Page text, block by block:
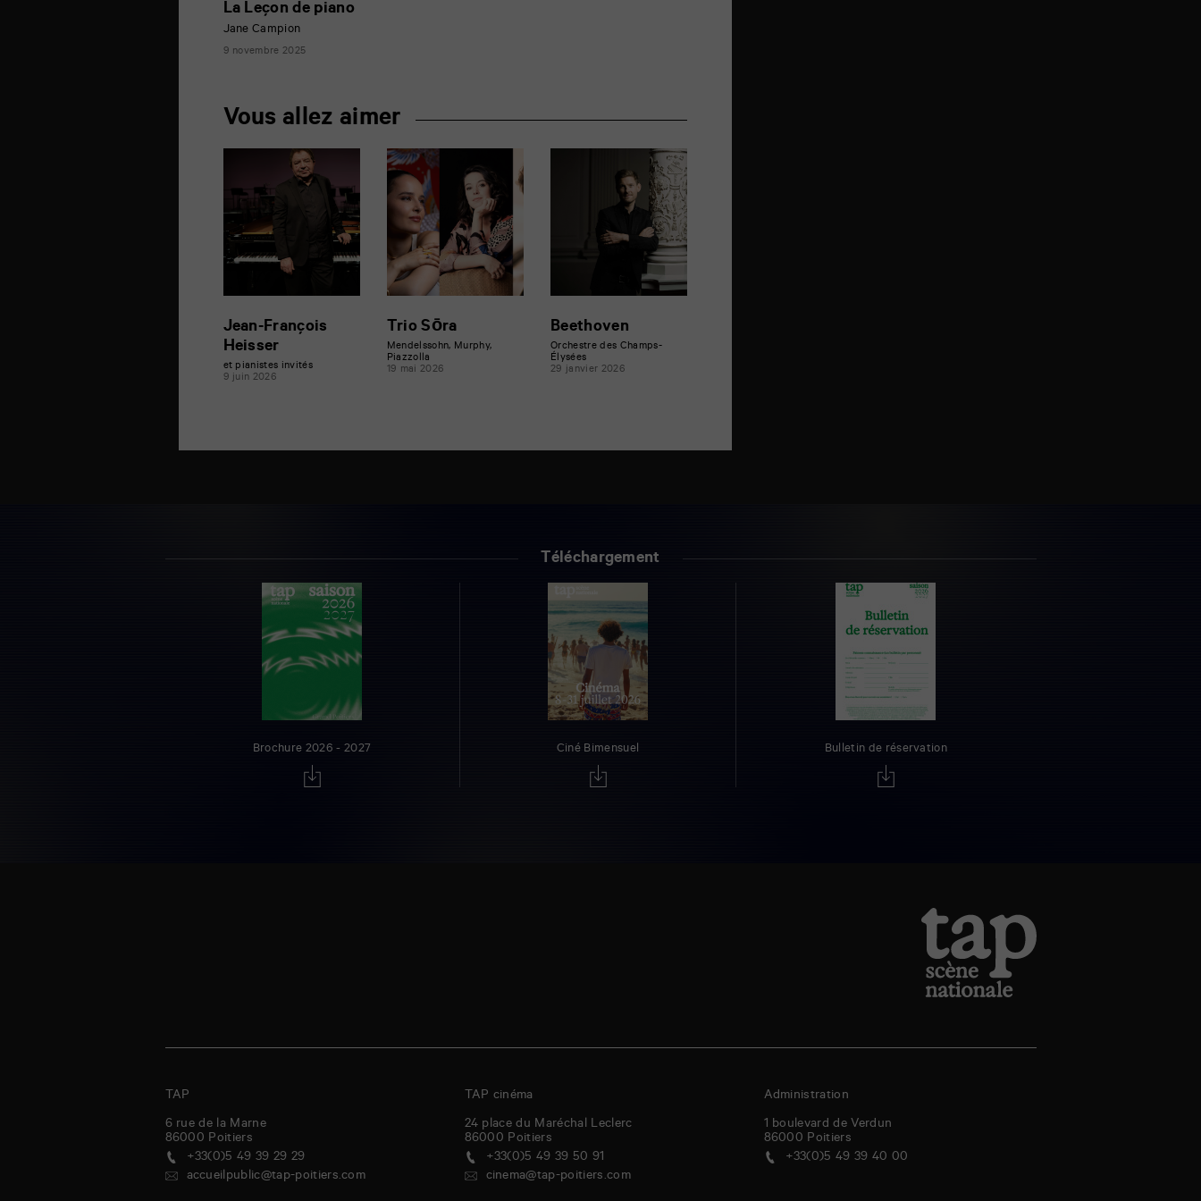
La Leçon de piano
Jane Campion
9 novembre 2025
Vous allez aimer
Jean-François
Heisser
et pianistes invités
9 juin 2026
Trio Sōra
Mendelssohn, Murphy,
Piazzolla
19 mai 2026
Beethoven
Orchestre des Champs-
Élysées
29 janvier 2026
Téléchargement
Brochure 2026 - 2027 Ciné Bimensuel Bulletin de réservation
TAP
6 rue de la Marne
86000 Poitiers
+33(0)5 49 39 29 29
accueilpublic@tap-poitiers.com
TAP cinéma
24 place du Maréchal Leclerc
86000 Poitiers
+33(0)5 49 39 50 91
cinema@tap-poitiers.com
Administration
1 boulevard de Verdun
86000 Poitiers
+33(0)5 49 39 40 00